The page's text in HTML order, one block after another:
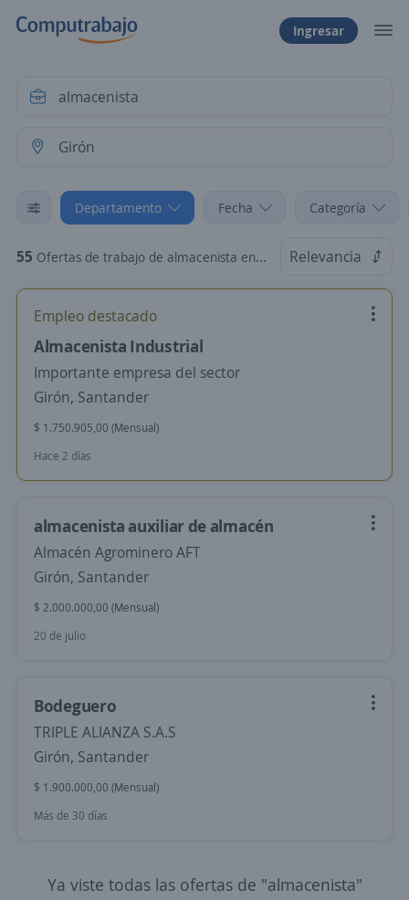
Ingresar
Departamento Fecha Categoría
55 Ofertas de trabajo de almacenista en Girón, Santander Relevancia
Empleo destacado
Almacenista Industrial
Importante empresa del sector
Girón, Santander
$ 1.750.905,00 (Mensual)
Hace 2 días
almacenista auxiliar de almacén
Almacén Agrominero AFT
Girón, Santander
$ 2.000.000,00 (Mensual)
20 de julio
Bodeguero
TRIPLE ALIANZA S.A.S
Girón, Santander
$ 1.900.000,00 (Mensual)
Más de 30 días
Ya viste todas las ofertas de "almacenista"